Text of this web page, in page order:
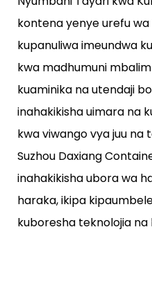
kontena yenye urefu
kupanuliwa imeundwa
kwa madhumuni
kuaminika na utendaji
inahakikisha uimara na
kwa viwango vya juu na
Suzhou Daxiang
inahakikisha ubora wa
haraka, ikipa
kuboresha teknolojia na